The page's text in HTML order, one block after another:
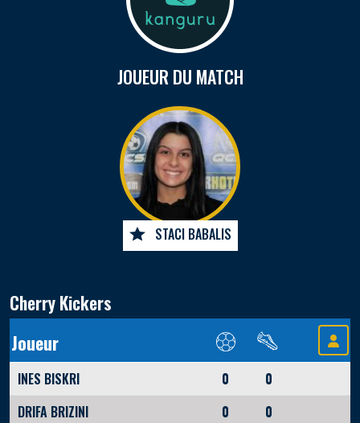
JOUEUR DU MATCH
STACI BABALIS
Cherry Kickers
Joueur
INES BISKRI 0
0
DRIFA BRIZINI
0
0